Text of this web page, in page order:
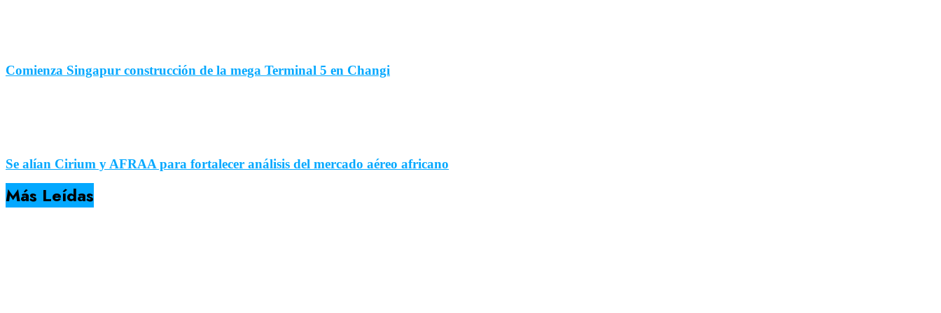
Comienza Singapur construcción de la mega Terminal 5 en Changi
Se alían Cirium y AFRAA para fortalecer análisis del mercado aéreo africano
Más Leídas